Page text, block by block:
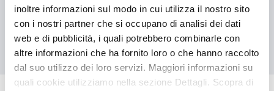
inoltre informazioni sul modo in cui utilizza il nostro sito
con i nostri partner che si occupano di analisi dei dati
web e di pubblicità, i quali potrebbero combinarle con
altre informazioni che ha fornito loro o che hanno raccolto
dal suo utilizzo dei loro servizi. Maggiori informazioni su
quali cookie utilizziamo nella sezione Dettagli. Scopra di
Scopri tutte le proposte
Hai bisogno di